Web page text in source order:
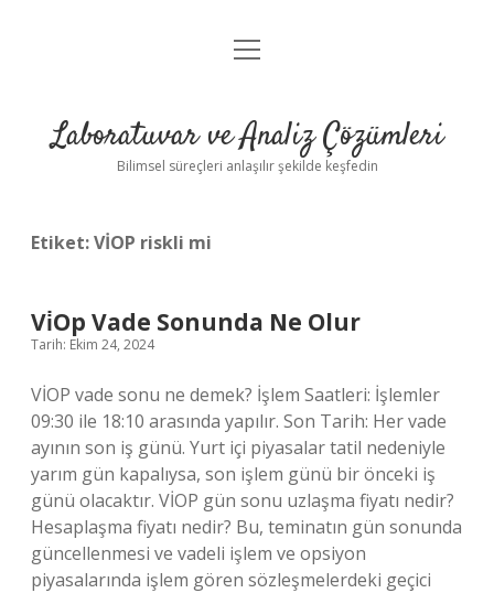
Anasayfa
Yasal Uyarı
menüyü
Laboratuvar ve Analiz Çözümleri
Bilimsel süreçleri anlaşılır şekilde keşfedin
Etiket:VİOP riskli mi
Vi̇Op Vade Sonunda Ne Olur
Tarih: Ekim 24, 2024
VİOP vade sonu ne demek? İşlem Saatleri: İşlemler
09:30 ile 18:10 arasında yapılır. Son Tarih: Her vade
ayının son iş günü. Yurt içi piyasalar tatil nedeniyle
yarım gün kapalıysa, son işlem günü bir önceki iş
günü olacaktır. VİOP gün sonu uzlaşma fiyatı nedir?
Hesaplaşma fiyatı nedir? Bu, teminatın gün sonunda
güncellenmesi ve vadeli işlem ve opsiyon
piyasalarında işlem gören sözleşmelerdeki geçici